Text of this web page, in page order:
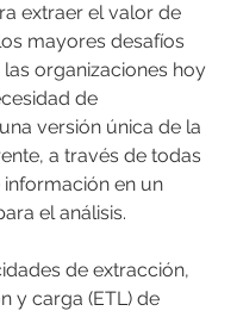
extraer el valor de
mayores desafíos
organizaciones hoy
de
versión única de la
a través de todas
información en un
el análisis.
de extracción,
y carga (ETL) de